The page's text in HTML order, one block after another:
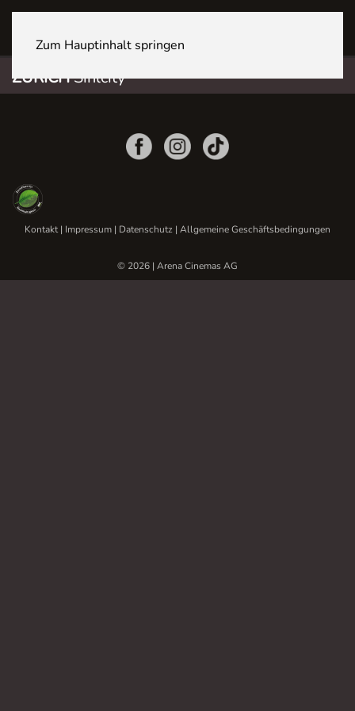
Zum Hauptinhalt springen
ZÜRICHSihlcity
Kontakt| Impressum | Datenschutz | Allgemeine Geschäftsbedingungen
© 2026 | Arena Cinemas AG